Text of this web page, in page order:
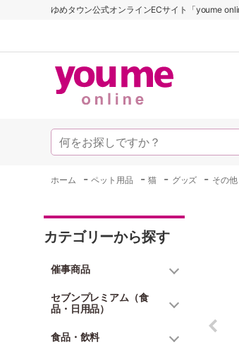
ゆめタウン公式オンラインECサイト「youme
ホーム -ペット用品 -猫 - グッズ - その他
カテゴリーから探す
催事商品
セブンプレミアム（食
品・日用品）
食品・飲料